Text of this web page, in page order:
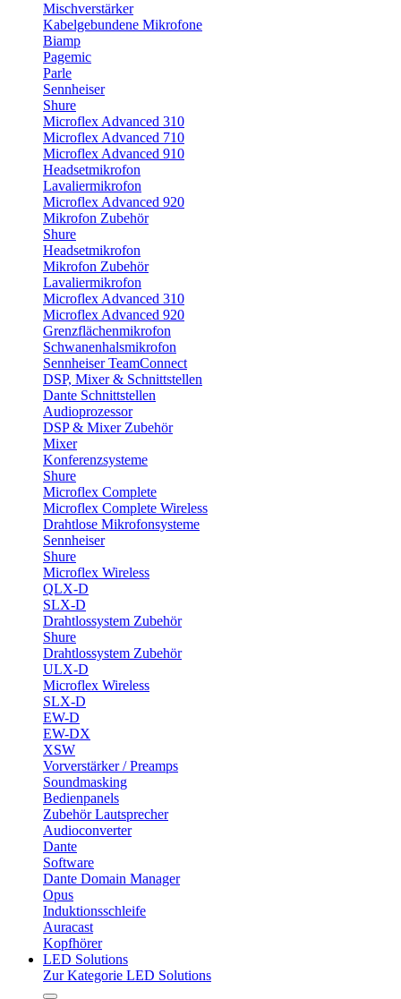
Mischverstärker
Kabelgebundene Mikrofone
Biamp
Pagemic
Parle
Sennheiser
Shure
Microflex Advanced 310
Microflex Advanced 710
Microflex Advanced 910
Headsetmikrofon
Lavaliermikrofon
Microflex Advanced 920
Mikrofon Zubehör
Shure
Headsetmikrofon
Mikrofon Zubehör
Lavaliermikrofon
Microflex Advanced 310
Microflex Advanced 920
Grenzflächenmikrofon
Schwanenhalsmikrofon
Sennheiser TeamConnect
DSP, Mixer & Schnittstellen
Dante Schnittstellen
Audioprozessor
DSP & Mixer Zubehör
Mixer
Konferenzsysteme
Shure
Microflex Complete
Microflex Complete Wireless
Drahtlose Mikrofonsysteme
Sennheiser
Shure
Microflex Wireless
QLX-D
SLX-D
Drahtlossystem Zubehör
Shure
Drahtlossystem Zubehör
ULX-D
Microflex Wireless
SLX-D
EW-D
EW-DX
XSW
Vorverstärker / Preamps
Soundmasking
Bedienpanels
Zubehör Lautsprecher
Audioconverter
Dante
Software
Dante Domain Manager
Opus
Induktionsschleife
Auracast
Kopfhörer
LED Solutions
Zur Kategorie LED Solutions